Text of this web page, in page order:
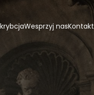
Wesprzyj nasKontakt